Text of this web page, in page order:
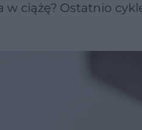
w ciążę? Ostatnio